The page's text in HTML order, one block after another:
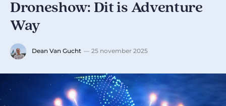
Droneshow: Dit is Adventure
Way
Dean Van Gucht 25 november 2025